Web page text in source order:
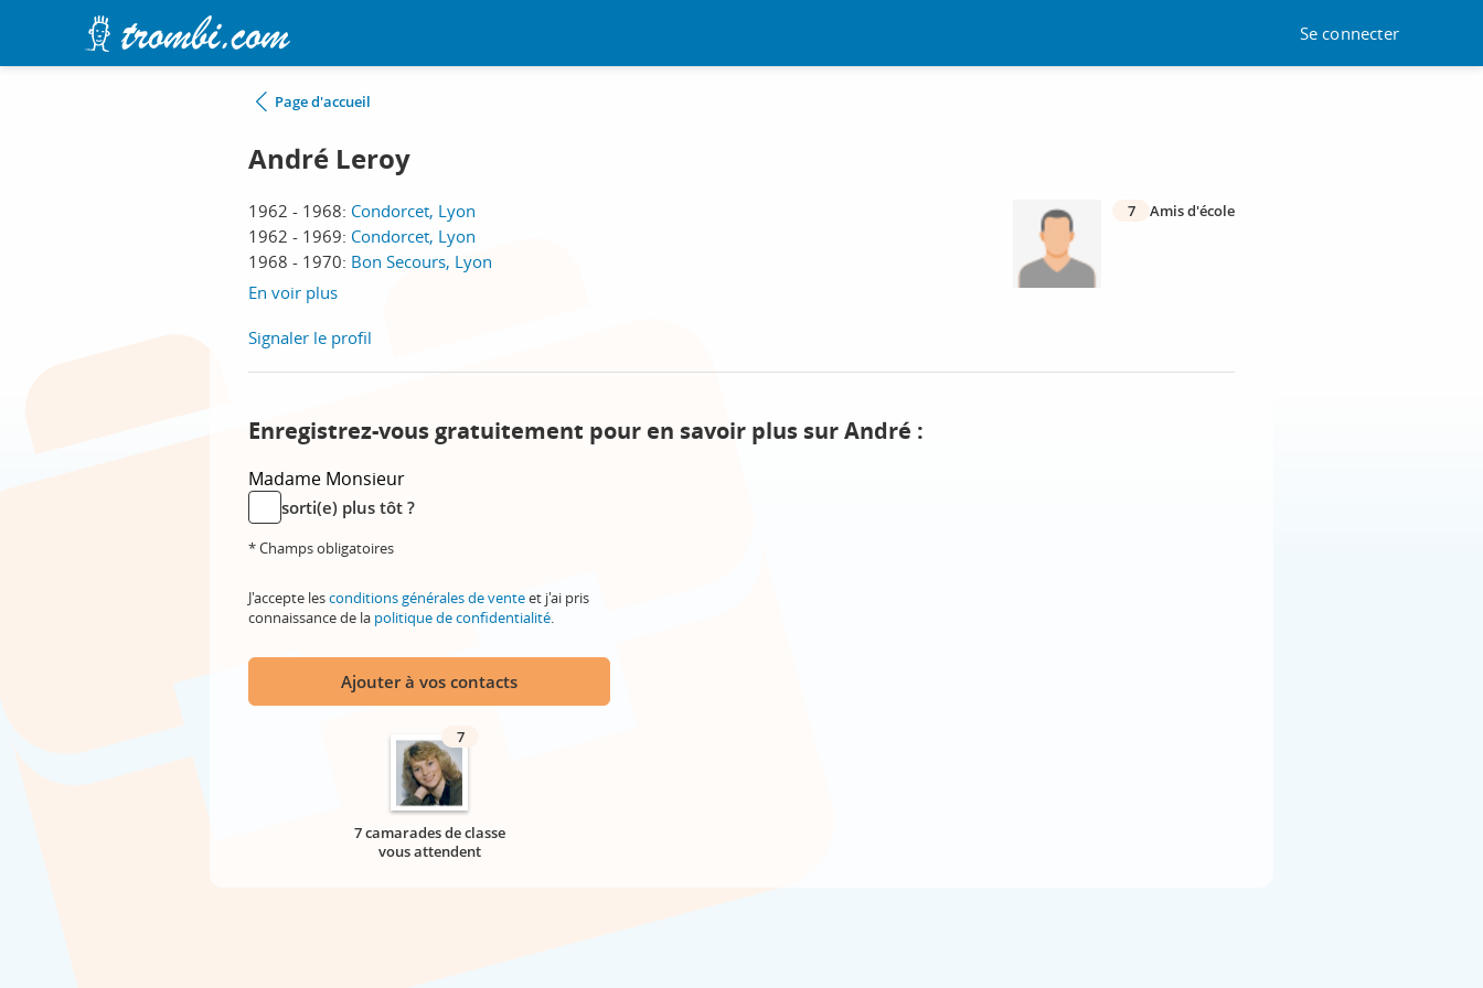
Se connecter
Page d'accueil
André Leroy
1962 - 1968: Condorcet, Lyon
1962 - 1969: Condorcet, Lyon
1968 - 1970: Bon Secours, Lyon
En voir plus
7 Amis d'école
Signaler le profil
Enregistrez-vous gratuitement pour en savoir plus sur André :
Madame Monsieur
sorti(e) plus tôt ?
* Champs obligatoires
J'accepte lesconditions générales de venteet j'ai pris
connaissance de la politique de confidentialité.
Ajouter à vos contacts
7
7 camarades de classe
vous attendent